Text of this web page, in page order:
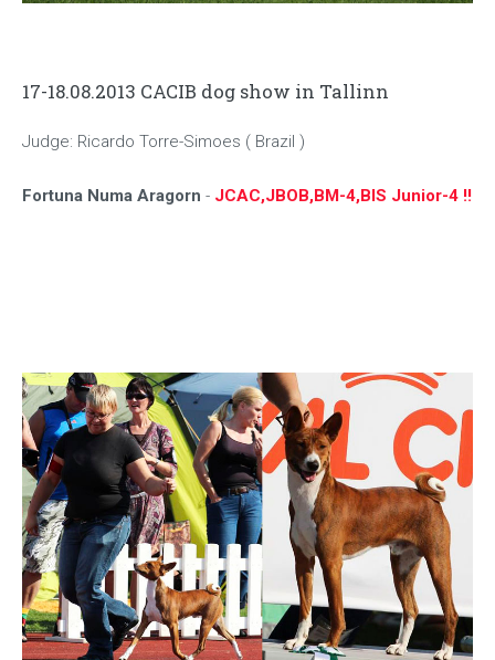
17-18.08.2013 CACIB dog show in Tallinn
Judge: Ricardo Torre-Simoes ( Brazil )
Fortuna Numa Aragorn - JCAC,JBOB,BM-4,BIS Junior-4 !!